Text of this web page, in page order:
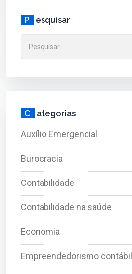
P esquisar
C ategorias
Auxílio Emergencial
Burocracia
Contabilidade
Contabilidade na saúde
Economia
Empreendedorismo contábil